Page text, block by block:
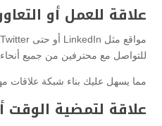
علاقة للعمل أو
للتواصل مع محترفين من جميع أنحاء
مما يسهل عليك بناء شبكة علاقات
علاقة لتمضية الوقت